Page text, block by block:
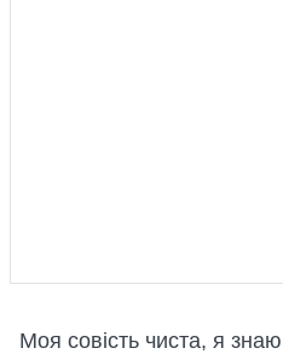
Моя совість чиста, я